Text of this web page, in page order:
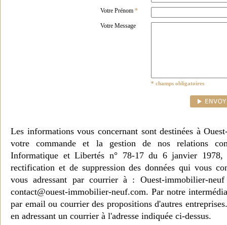
Votre Prénom *
Votre Message
* champs obligatoires
Les informations vous concernant sont destinées à
votre commande et la gestion de nos relations
Informatique et Libertés n° 78-17 du 6 janvier 1978,
rectification et de suppression des données qui vous
vous adressant par courrier à : Ouest-immobilier-
contact@ouest-immobilier-neuf.com. Par notre
par email ou courrier des propositions d'autres
en adressant un courrier à l'adresse indiquée ci-dessus.